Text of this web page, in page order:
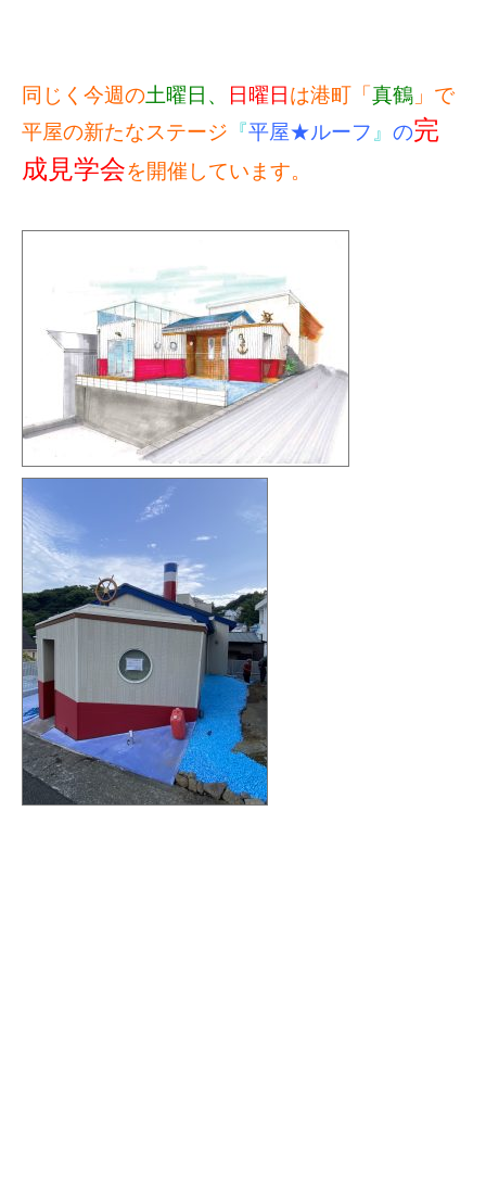
同じく今週の土曜日、 日曜日 は港町「 真鶴 」で
平屋の新たなステージ 『平屋★ルーフ 』 の完
成見学会を開催しています。